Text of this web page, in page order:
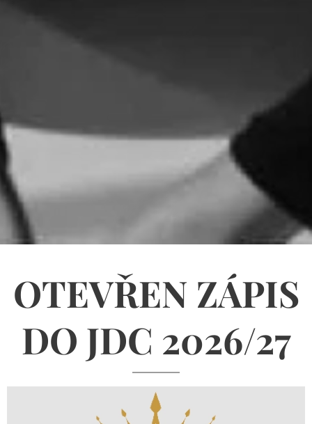
OTEVŘEN ZÁPIS
DO JDC 2026/27